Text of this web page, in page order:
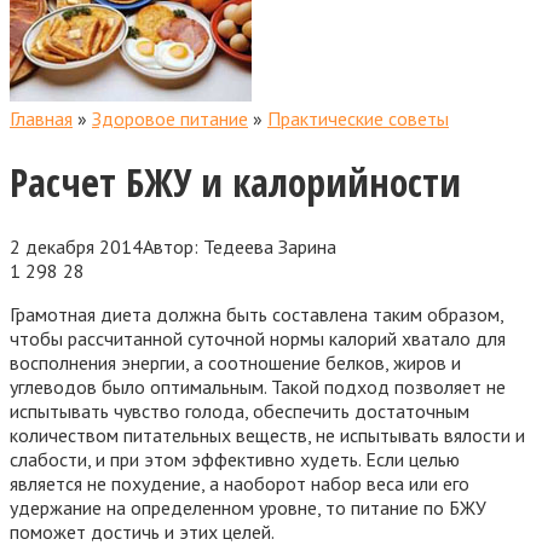
Главная » Здоровое питание » Практические советы
Расчет БЖУ и калорийности
2 декабря 2014Автор: Тедеева Зарина
1 298 28
Грамотная диета должна быть составлена таким образом,
чтобы рассчитанной суточной нормы калорий хватало для
восполнения энергии, а соотношение белков, жиров и
углеводов было оптимальным. Такой подход позволяет не
испытывать чувство голода, обеспечить достаточным
количеством питательных веществ, не испытывать вялости и
слабости, и при этом эффективно худеть. Если целью
является не похудение, а наоборот набор веса или его
удержание на определенном уровне, то питание по БЖУ
поможет достичь и этих целей.